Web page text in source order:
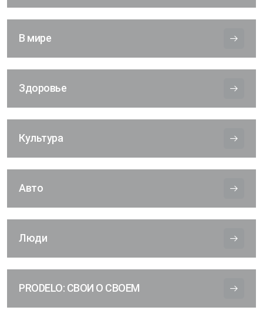
В мире
Здоровье
Культура
Авто
Люди
PRODELO: СВОИ О СВОЕМ